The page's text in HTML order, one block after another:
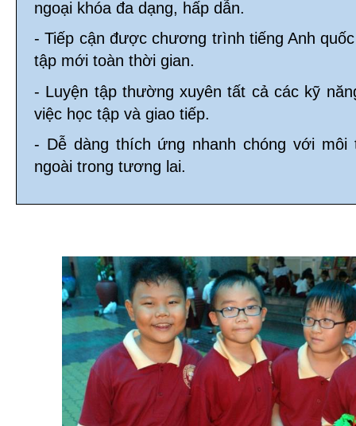
ngoại khóa đa dạng, hấp dẫn.
- Tiếp cận được chương trình tiếng Anh
tập mới toàn thời gian.
- Luyện tập thường xuyên tất cả các kỹ
việc học tập và giao tiếp.
- Dễ dàng thích ứng nhanh chóng với
ngoài trong tương lai.